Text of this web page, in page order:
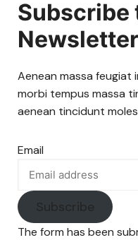
Subscribe
Newsletter
Aenean massa feugiat
morbi tempus massa
aenean tincidunt
Email
Subscribe
The form has been